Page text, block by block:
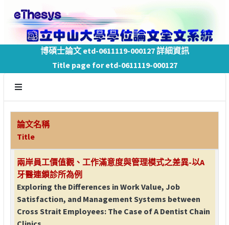
博碩士論文 etd-0611119-000127 詳細資訊
Title page for etd-0611119-000127
論文名稱
Title
兩岸員工價值觀、工作滿意度與管理模式之差異-以A
牙醫連鎖診所為例
Exploring the Differences in Work Value, Job
Satisfaction, and Management Systems between
Cross Strait Employees: The Case of A Dentist Chain